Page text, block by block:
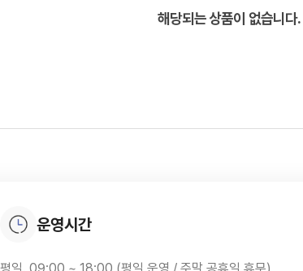
해당되는 상품이 없습니다.
운영시간